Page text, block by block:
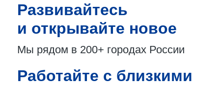
Развивайтесь
и открывайте новое
Мы рядом в 200+ городах России
Работайте с близкими